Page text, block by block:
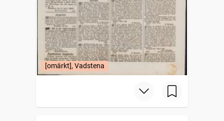
[omärkt], Vadstena